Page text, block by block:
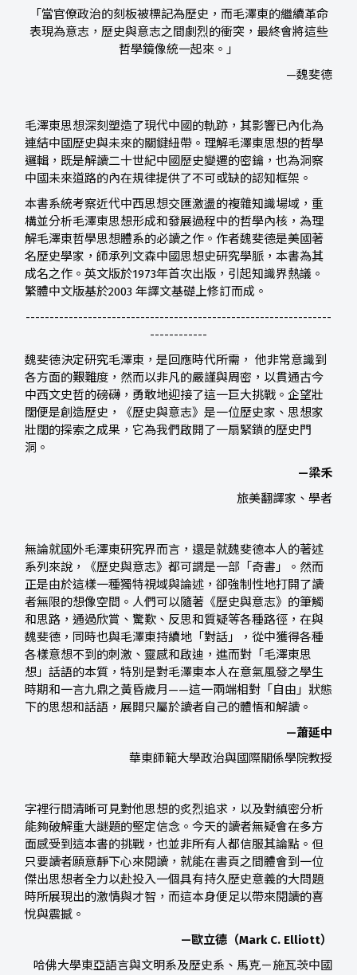
「當官僚政治的刻板被標記為歷史，而毛澤東的繼續革命
表現為意志，歷史與意志之間劇烈的衝突，最終會將這些
哲學鏡像統一起來。」
—魏斐德
毛澤東思想深刻塑造了現代中國的軌跡，其影響已內化為
連結中國歷史與未來的關鍵紐帶。理解毛澤東思想的哲學
邏輯，既是解讀二十世紀中國歷史變遷的密鑰，也為洞察
中國未來道路的內在規律提供了不可或缺的認知框架。
本書系統考察近代中西思想交匯激盪的複雜知識場域，重
構並分析毛澤東思想形成和發展過程中的哲學內核，為理
解毛澤東哲學思想體系的必讀之作。作者魏斐德是美國著
名歷史學家，師承列文森中國思想史研究學脈，本書為其
成名之作。英文版於1973年首次出版，引起知識界熱議。
繁體中文版基於2003 年譯文基礎上修訂而成。
----------------------------------------------------------------
------------
魏斐德決定研究毛澤東，是回應時代所需， 他非常意識到
各方面的艱難度，然而以非凡的嚴謹與周密，以貫通古今
中西文史哲的磅礴，勇敢地迎接了這一巨大挑戰。企望壯
闊便是創造歷史，《歷史與意志》是一位歷史家、思想家
壯闊的探索之成果，它為我們啟開了一扇緊鎖的歷史門
洞。
—梁禾
旅美翻譯家、學者
無論就國外毛澤東研究界而言，還是就魏斐德本人的著述
系列來說，《歷史與意志》都可謂是一部「奇書」。然而
正是由於這樣一種獨特視域與論述，卻強制性地打開了讀
者無限的想像空間。人們可以隨著《歷史與意志》的筆觸
和思路，通過欣賞、驚歎、反思和質疑等各種路徑，在與
魏斐德，同時也與毛澤東持續地「對話」，從中獲得各種
各樣意想不到的刺激、靈感和啟迪，進而對「毛澤東思
想」話語的本質，特別是對毛澤東本人在意氣風發之學生
時期和一言九鼎之黃昏歲月——這一兩端相對「自由」狀態
下的思想和話語，展開只屬於讀者自己的體悟和解讀。
—蕭延中
華東師範大學政治與國際關係學院教授
字裡行間清晰可見對他思想的炙烈追求，以及對縝密分析
能夠破解重大謎題的堅定信念。今天的讀者無疑會在多方
面感受到這本書的挑戰，也並非所有人都信服其論點。但
只要讀者願意靜下心來閱讀，就能在書頁之間體會到一位
傑出思想者全力以赴投入一個具有持久歷史意義的大問題
時所展現出的激情與才智，而這本身便足以帶來閱讀的喜
悅與震撼。
—歐立德（Mark C. Elliott）
哈佛大學東亞語言與文明系及歷史系、馬克－施瓦茨中國